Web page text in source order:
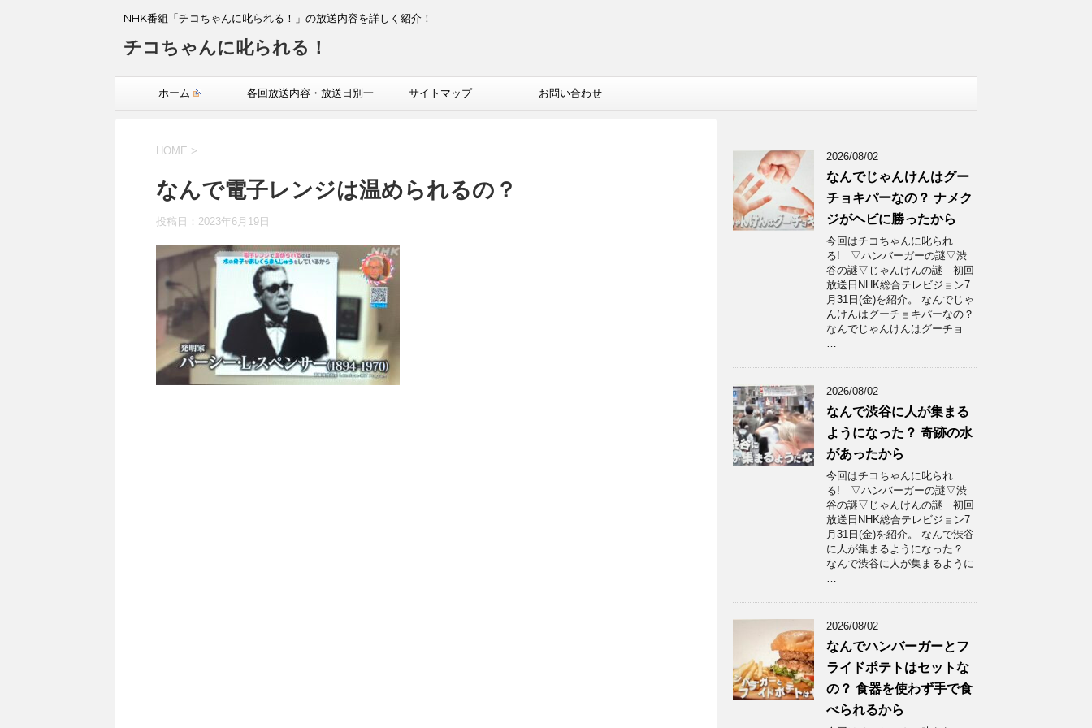
NHK番組「チコちゃんに叱られる！」の放送内容を詳しく紹介！
チコちゃんに叱られる！
ホーム 各回放送内容・放送日別一 サイトマップ お問い合わせ
HOME >
なんで電子レンジは温められるの？
投稿日： 2023年6月19日
2026/08/02
なんでじゃんけんはグー
チョキパーなの？ ナメク
ジがヘビに勝ったから
今回はチコちゃんに叱られ
る! ▽ハンバーガーの謎▽渋
谷の謎▽じゃんけんの謎 初回
放送日NHK総合テレビジョン7
月31日(金)を紹介。 なんでじゃ
んけんはグーチョキパーなの？
なんでじゃんけんはグーチョ
…
2026/08/02
なんで渋谷に人が集まる
ようになった？ 奇跡の水
があったから
今回はチコちゃんに叱られ
る! ▽ハンバーガーの謎▽渋
谷の謎▽じゃんけんの謎 初回
放送日NHK総合テレビジョン7
月31日(金)を紹介。 なんで渋谷
に人が集まるようになった？
なんで渋谷に人が集まるように
…
2026/08/02
なんでハンバーガーとフ
ライドポテトはセットな
の？ 食器を使わず手で食
べられるから